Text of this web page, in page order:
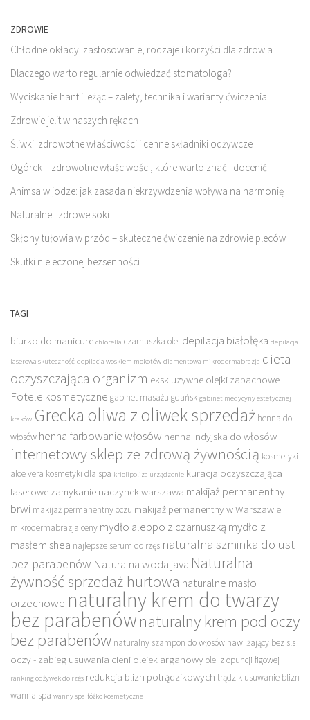
ZDROWIE
Chłodne okłady: zastosowanie, rodzaje i korzyści dla zdrowia
Dlaczego warto regularnie odwiedzać stomatologa?
Wyciskanie hantli leżąc – zalety, technika i warianty ćwiczenia
Zdrowie jelit w naszych rękach
Śliwki: zdrowotne właściwości i cenne składniki odżywcze
Ogórek – zdrowotne właściwości, które warto znać i docenić
Ahimsa w jodze: jak zasada niekrzywdzenia wpływa na harmonię
Naturalne i zdrowe soki
Skłony tułowia w przód – skuteczne ćwiczenie na zdrowie pleców
Skutki nieleczonej bezsenności
TAGI
biurko do manicure chlorella czarnuszka olej depilacja białołęka depilacja
laserowa skuteczność depilacja woskiem mokotów diamentowa mikrodermabrazja dieta
oczyszczająca organizm ekskluzywne olejki zapachowe
Fotele kosmetyczne gabinet masażu gdańsk gabinet medycyny estetycznej
kraków Grecka oliwa z oliwek sprzedaż henna do
włosów henna farbowanie włosów henna indyjska do włosów
internetowy sklep ze zdrową żywnością kosmetyki
aloe vera kosmetyki dla spa kriolipoliza urządzenie kuracja oczyszczająca
laserowe zamykanie naczynek warszawa makijaż permanentny
brwi makijaż permanentny oczu makijaż permanentny w Warszawie
mikrodermabrazja ceny mydło aleppo z czarnuszką mydło z
masłem shea najlepsze serum do rzęs naturalna szminka do ust
bez parabenów Naturalna woda java Naturalna
żywność sprzedaż hurtowa naturalne masło
orzechowe naturalny krem do twarzy
bez parabenównaturalny krem pod oczy
bez parabenów naturalny szampon do włosów nawilżający bez sls
oczy - zabieg usuwania cieni olejek arganowy olej z opuncji figowej
ranking odżywek do rzęs redukcja blizn potrądzikowych trądzik usuwanie blizn
wanna spa wanny spa łóżko kosmetyczne